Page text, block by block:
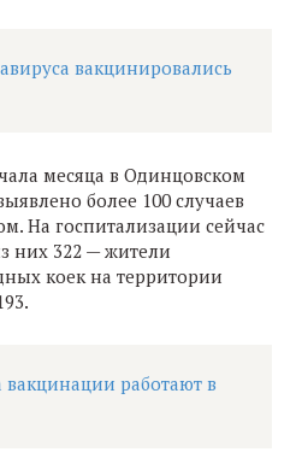
вакцинировались
месяца в Одинцовском
более 100 случаев
На госпитализации сейчас
них 322 — жители
коек на территории
работают в